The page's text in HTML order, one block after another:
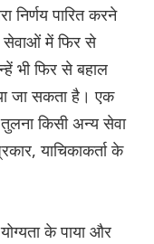
निर्णय पारित करने
सेवाओं में फिर से
भी फिर से बहाल
जा सकता है। एक
किसी अन्य सेवा
याचिकाकर्ता के
के पाया और